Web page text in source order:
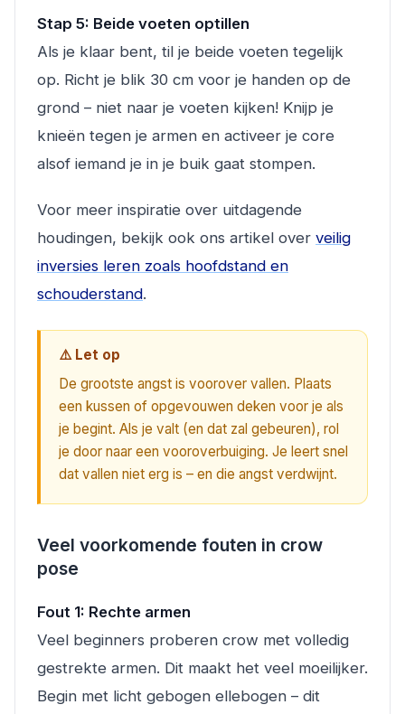
Stap 5: Beide voeten optillen
Als je klaar bent, til je beide voeten tegelijk
op. Richt je blik 30 cm voor je handen op de
grond – niet naar je voeten kijken! Knijp je
knieën tegen je armen en activeer je core
alsof iemand je in je buik gaat stompen.
Voor meer inspiratie over uitdagende
houdingen, bekijk ook ons artikel over veilig
inversies leren zoals hoofdstand en
schouderstand.
⚠️ Let op
De grootste angst is voorover vallen. Plaats
een kussen of opgevouwen deken voor je als
je begint. Als je valt (en dat zal gebeuren), rol
je door naar een vooroverbuiging. Je leert snel
dat vallen niet erg is – en die angst verdwijnt.
Veel voorkomende fouten in crow
pose
Fout 1: Rechte armen
Veel beginners proberen crow met volledig
gestrekte armen. Dit maakt het veel moeilijker.
Begin met licht gebogen ellebogen – dit